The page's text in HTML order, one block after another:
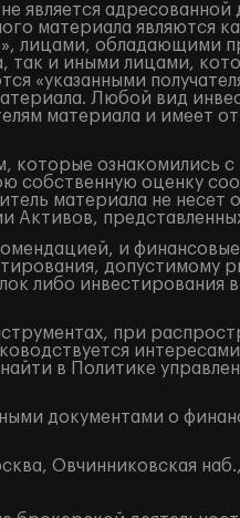
является
материала являются
лицами, обладающими
так и иными лицами,
«указанными
Любой вид
материала и имеет
ознакомились
собственную оценку
материала не несет
Активов,
и
либо
при
в Политике
документами о
Овчинниковская